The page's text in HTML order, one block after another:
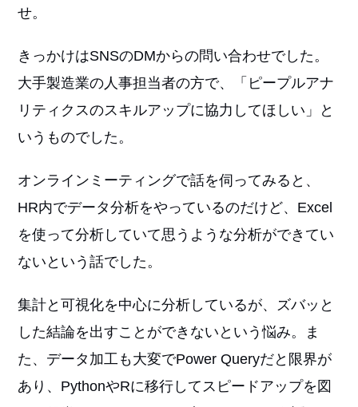
せ。
きっかけはSNSのDMからの問い合わせでした。
大手製造業の人事担当者の方で、「ピープルアナ
リティクスのスキルアップに協力してほしい」と
いうものでした。
オンラインミーティングで話を伺ってみると、
HR内でデータ分析をやっているのだけど、Excel
を使って分析していて思うような分析ができてい
ないという話でした。
集計と可視化を中心に分析しているが、ズバッと
した結論を出すことができないという悩み。ま
た、データ加工も大変でPower Queryだと限界が
あり、PythonやRに移行してスピードアップを図